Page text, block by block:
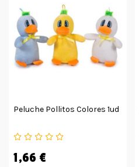
Peluche Pollitos Colores 1ud
1,66 €